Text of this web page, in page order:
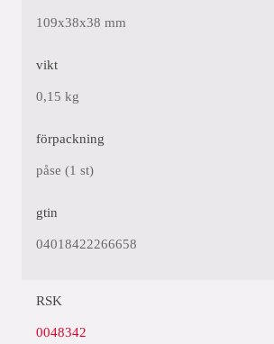
109x38x38 mm
vikt
0,15 kg
förpackning
påse (1 st)
gtin
04018422266658
RSK
0048342